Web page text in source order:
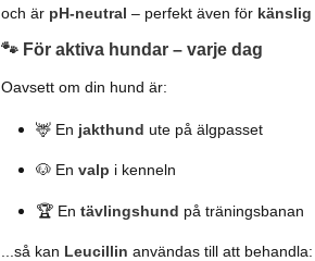
och är pH-neutral – perfekt även för
🐾 För aktiva hundar – varje dag
Oavsett om din hund är:
🦌 En jakthund ute på älgpasset
🐶 Envalp i kenneln
🏆 Entävlingshund på träningsbanan
...så kan Leucillin användas till att behandla: